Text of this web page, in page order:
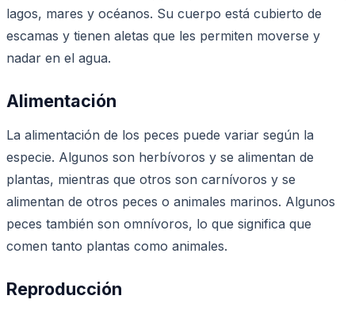
lagos, mares y océanos. Su cuerpo está cubierto de
escamas y tienen aletas que les permiten moverse y
nadar en el agua.
Alimentación
La alimentación de los peces puede variar según la
especie. Algunos son herbívoros y se alimentan de
plantas, mientras que otros son carnívoros y se
alimentan de otros peces o animales marinos. Algunos
peces también son omnívoros, lo que significa que
comen tanto plantas como animales.
Reproducción